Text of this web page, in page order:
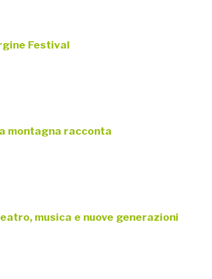
Festival
montagna racconta
musica e nuove generazioni